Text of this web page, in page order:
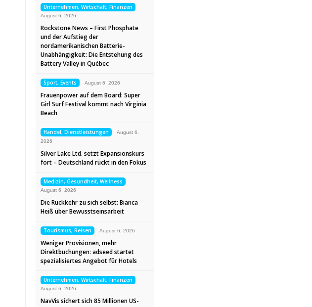
Unternehmen, Wirtschaft, Finanzen
August 6, 2026
Rockstone News – First Phosphate
und der Aufstieg der
nordamerikanischen Batterie-
Unabhängigkeit: Die Entstehung des
Battery Valley in Québec
Sport, Events August 6, 2026
Frauenpower auf dem Board: Super
Girl Surf Festival kommt nach Virginia
Beach
Handel, Dienstleistungen
August 6,
2026
Silver Lake Ltd. setzt Expansionskurs
fort – Deutschland rückt in den Fokus
Medizin, Gesundheit, Wellness
August 6, 2026
Die Rückkehr zu sich selbst: Bianca
Heiß über Bewusstseinsarbeit
Tourismus, Reisen August 6, 2026
Weniger Provisionen, mehr
Direktbuchungen: adseed startet
spezialisiertes Angebot für Hotels
Unternehmen, Wirtschaft, Finanzen
August 6, 2026
NavVis sichert sich 85 Millionen US-